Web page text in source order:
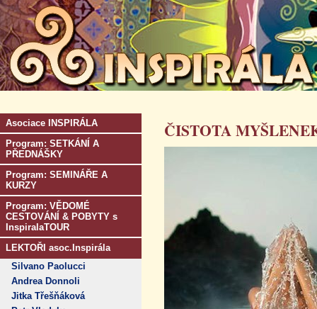
Asociace INSPIRÁLA
Program: SETKÁNÍ A
PŘEDNÁŠKY
Program: SEMINÁŘE A
KURZY
Program: VĚDOMÉ
CESTOVÁNÍ & POBYTY s
InspiralaTOUR
LEKTOŘI asoc.Inspirála
Silvano Paolucci
Andrea Donnoli
Jitka Třešňáková
ČISTOTA